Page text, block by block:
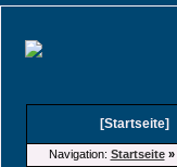
[Startseite]
Navigation: Startseite»